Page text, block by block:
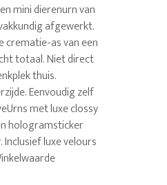
mini dierenurn van
afgewerkt.
crematie-as van een
totaal. Niet direct
thuis.
Eenvoudig zelf
met luxe clossy
hologramsticker
luxe velours